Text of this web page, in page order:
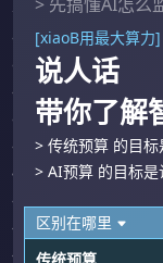
[xiaoB用最大算力]
说人话
带你了解
> 传统预算 的目
> AI预算 的目标
区别在哪里